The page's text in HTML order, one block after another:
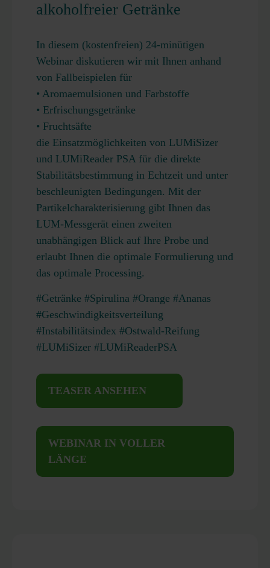
alkoholfreier Getränke
In diesem (kostenfreien) 24-minütigen
Webinar diskutieren wir mit Ihnen anhand
von Fallbeispielen für
• Aromaemulsionen und Farbstoffe
• Erfrischungsgetränke
• Fruchtsäfte
die Einsatzmöglichkeiten von LUMiSizer
und LUMiReader PSA für die direkte
Stabilitätsbestimmung in Echtzeit und unter
beschleunigten Bedingungen. Mit der
Partikelcharakterisierung gibt Ihnen das
LUM-Messgerät einen zweiten
unabhängigen Blick auf Ihre Probe und
erlaubt Ihnen die optimale Formulierung und
das optimale Processing.
#Getränke #Spirulina #Orange #Ananas
#Geschwindigkeitsverteilung
#Instabilitätsindex #Ostwald-Reifung
#LUMiSizer #LUMiReaderPSA
TEASER ANSEHEN
WEBINAR IN VOLLER
LÄNGE